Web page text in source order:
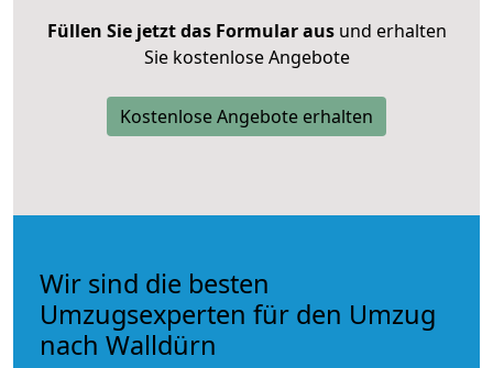
Füllen Sie jetzt das Formular ausund erhalten
Sie kostenlose Angebote
Kostenlose Angebote erhalten
Wir sind die besten
Umzugsexperten für den Umzug
nach Walldürn